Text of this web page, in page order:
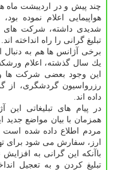
چند پیش و در اردیبشت ماه
هواپیمایی اعلام نموده
شدیدی داشته، شركت های
تبلیغ گرانی را راه انداخته اند.
برخی آژانس ها هم به دنبال
یك سال گذشته، اعلام
این وجود بعضی شركت ها و
رزرواسیون گردشگری، از
داده اند.
در پیام های تبلیغاتی
همزمان با بیان مواضع
مردم اطلاع داده شده است
ارز، سفارش می شود برای
باآنكه این گرانی به
تبلیغ كردن و به تعجیل